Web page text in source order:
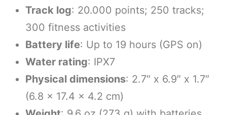
Track log: 20.000 points; 250 tracks;
300 fitness activities
Battery life: Up to 19 hours (GPS on)
Water rating: IPX7
Physical dimensions: 2.7″ x 6.9″ x 1.7″
(6.8 x 17.4 x 4.2 cm)